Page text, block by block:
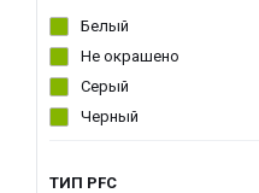
Белый
Не окрашено
Серый
Черный
ТИП PFC